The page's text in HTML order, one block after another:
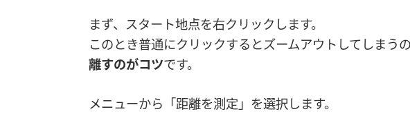
まず、スタート地点を右クリックします。
このとき普通にクリックするとズームアウトしてしまうの
離すのがコツです。
メニューから「距離を測定」を選択します。